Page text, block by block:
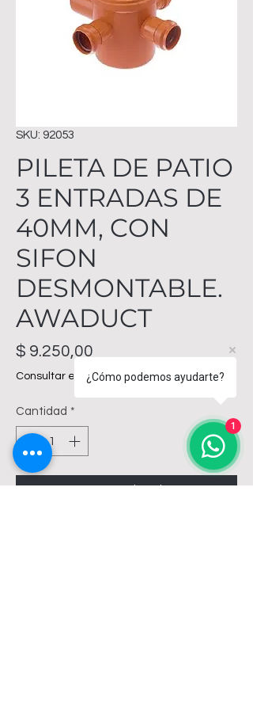
SKU: 92053
PILETA DE PATIO
3 ENTRADAS DE
40MM, CON
SIFON
DESMONTABLE.
AWADUCT
$ 9.250,00
Consultar envíos
Cantidad *
¿Cómo podemos ayudarte?
1